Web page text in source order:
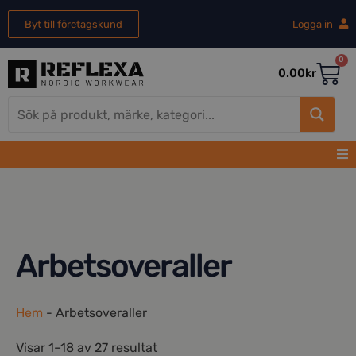
Byt till företagskund Logga in
0.00kr
0
Arbetsoveraller
Hem - Arbetsoveraller
Visar 1–18 av 27 resultat